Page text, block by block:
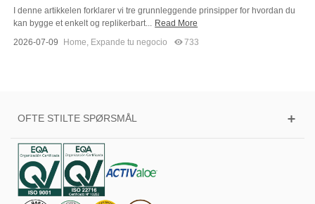
I denne artikkelen forklarer vi tre grunnleggende prinsipper for hvordan du
kan bygge et enkelt og replikerbart...
Read More
2026-07-09
Home Expande tu negocio 733
OFTE STILTE SPØRSMÅL